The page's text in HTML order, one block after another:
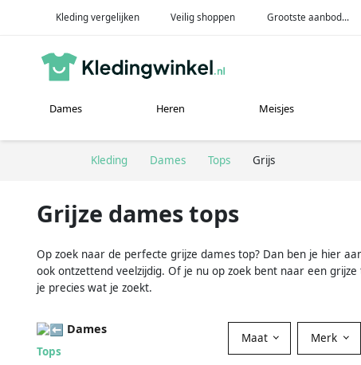
Kleding vergelijken Veilig shoppen Grootste aanbod...
Dames Heren Meisjes
Kleding Dames Tops Grijs
Grijze dames tops
Op zoek naar de perfecte grijze dames top? Dan ben je hier
ook ontzettend veelzijdig. Of je nu op zoek bent naar een
je precies wat je zoekt.
Dames
Tops
Maat Merk